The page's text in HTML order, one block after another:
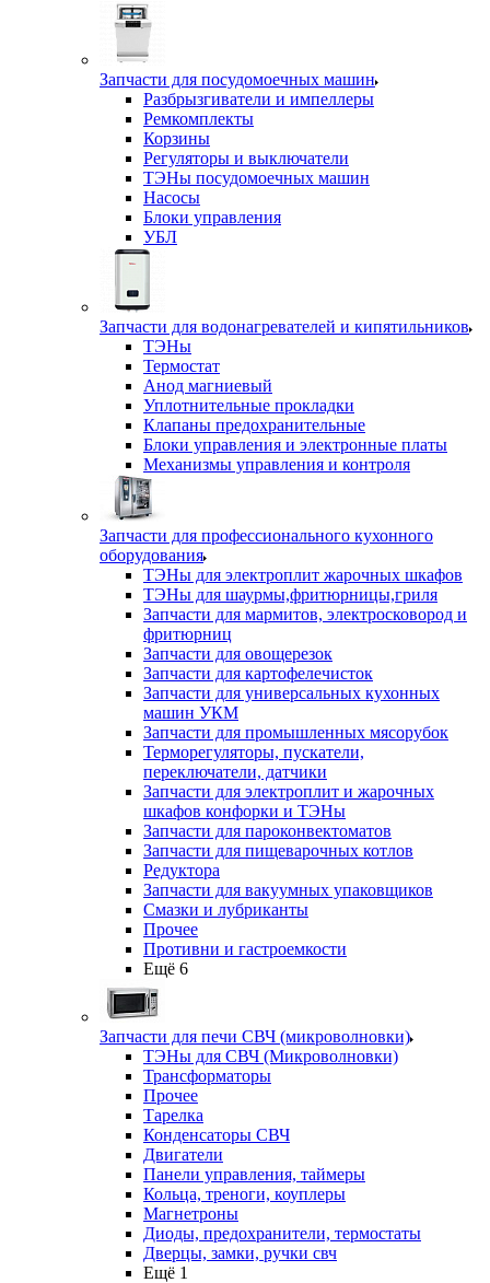
Запчасти для посудомоечных машин
Разбрызгиватели и импеллеры
Ремкомплекты
Корзины
Регуляторы и выключатели
ТЭНы посудомоечных машин
Насосы
Блоки управления
УБЛ
Запчасти для водонагревателей и кипятильников
ТЭНы
Термостат
Анод магниевый
Уплотнительные прокладки
Клапаны предохранительные
Блоки управления и электронные платы
Механизмы управления и контроля
Запчасти для профессионального кухонного
оборудования
ТЭНы для электроплит жарочных шкафов
ТЭНы для шаурмы,фритюрницы,гриля
Запчасти для мармитов, электросковород и
фритюрниц
Запчасти для овощерезок
Запчасти для картофелечисток
Запчасти для универсальных кухонных
машин УКМ
Запчасти для промышленных мясорубок
Терморегуляторы, пускатели,
переключатели, датчики
Запчасти для электроплит и жарочных
шкафов конфорки и ТЭНы
Запчасти для пароконвектоматов
Запчасти для пищеварочных котлов
Редуктора
Запчасти для вакуумных упаковщиков
Смазки и лубриканты
Прочее
Противни и гастроемкости
Ещё 6
Запчасти для печи СВЧ (микроволновки)
ТЭНы для СВЧ (Микроволновки)
Трансформаторы
Прочее
Тарелка
Конденсаторы СВЧ
Двигатели
Панели управления, таймеры
Кольца, треноги, коуплеры
Магнетроны
Диоды, предохранители, термостаты
Дверцы, замки, ручки свч
Ещё 1